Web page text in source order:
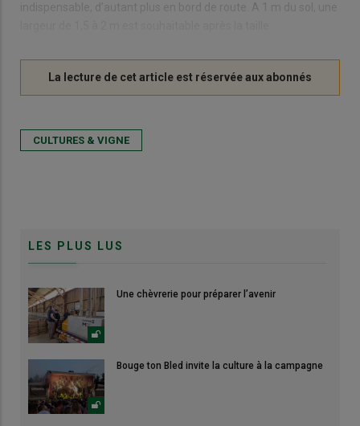
indispensable, d’autant plus en bord de route. A 1 m du sol, une
CULTURES & VIGNE
LES PLUS LUS
Une chèvrerie pour préparer l’avenir
Bouge ton Bled invite la culture à la campagne